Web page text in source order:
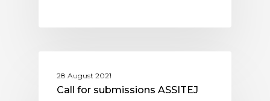
28 August 2021
Call for submissions ASSITEJ